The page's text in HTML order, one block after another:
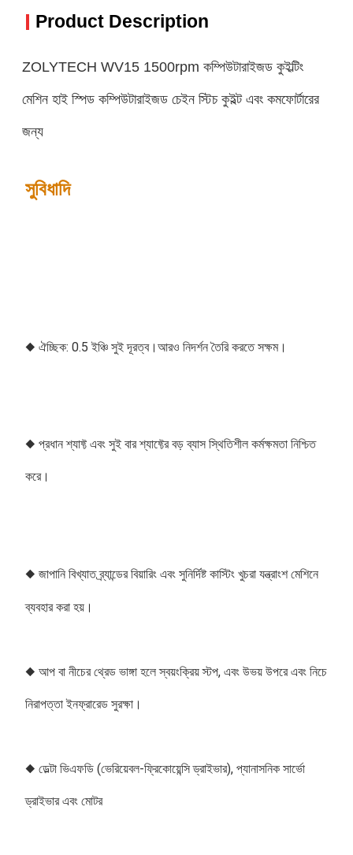
Product Description
ZOLYTECH WV15 1500rpm কম্পিউটারাইজড কুইল্টিং
মেশিন হাই স্পিড কম্পিউটারাইজড চেইন স্টিচ কুইল্ট এবং কমফোর্টারের
জন্য
সুবিধাদি
◆ ঐচ্ছিক: 0.5 ইঞ্চি সুই দূরত্ব।আরও নিদর্শন তৈরি করতে সক্ষম।
◆ প্রধান শ্যাফ্ট এবং সুই বার শ্যাফ্টের বড় ব্যাস স্থিতিশীল কর্মক্ষমতা নিশ্চিত
করে।
◆ জাপানি বিখ্যাত ব্র্যান্ডের বিয়ারিং এবং সুনির্দিষ্ট কাস্টিং খুচরা যন্ত্রাংশ মেশিনে
ব্যবহার করা হয়।
◆ আপ বা নীচের থ্রেড ভাঙ্গা হলে স্বয়ংক্রিয় স্টপ, এবং উভয় উপরে এবং নিচে
নিরাপত্তা ইনফ্রারেড সুরক্ষা।
◆ ডেল্টা ভিএফডি (ভেরিয়েবল-ফ্রিকোয়েন্সি ড্রাইভার), প্যানাসনিক সার্ভো
ড্রাইভার এবং মোটর